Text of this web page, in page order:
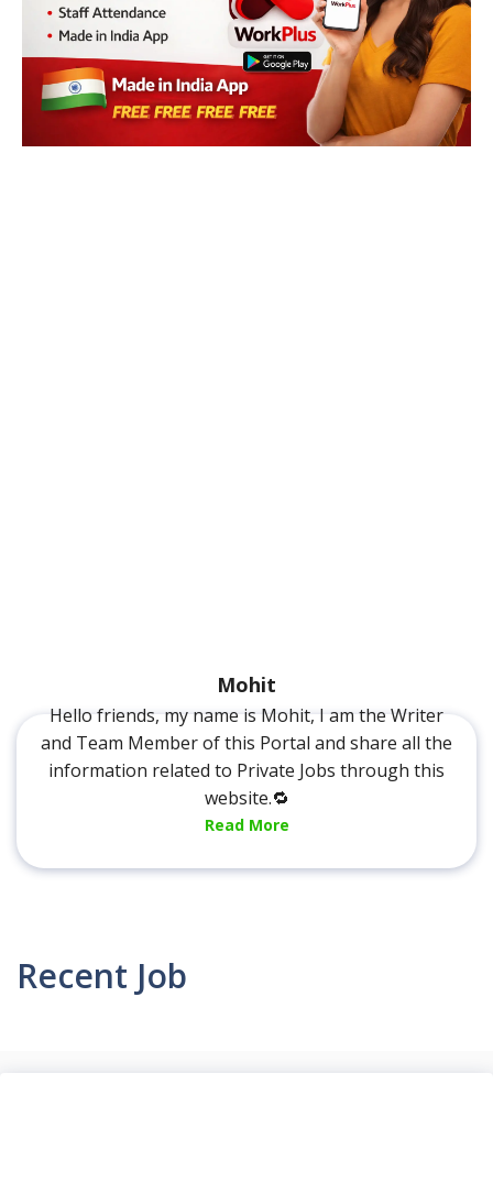
Mohit
Hello friends, my name is Mohit, I am the Writer
and Team Member of this Portal and share all the
information related to Private Jobs through this
website.🔁
Read More
Recent Job